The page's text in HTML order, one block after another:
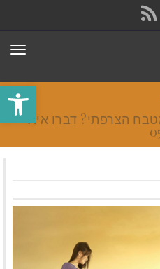
פתח
הצרפתי? דברו איתי